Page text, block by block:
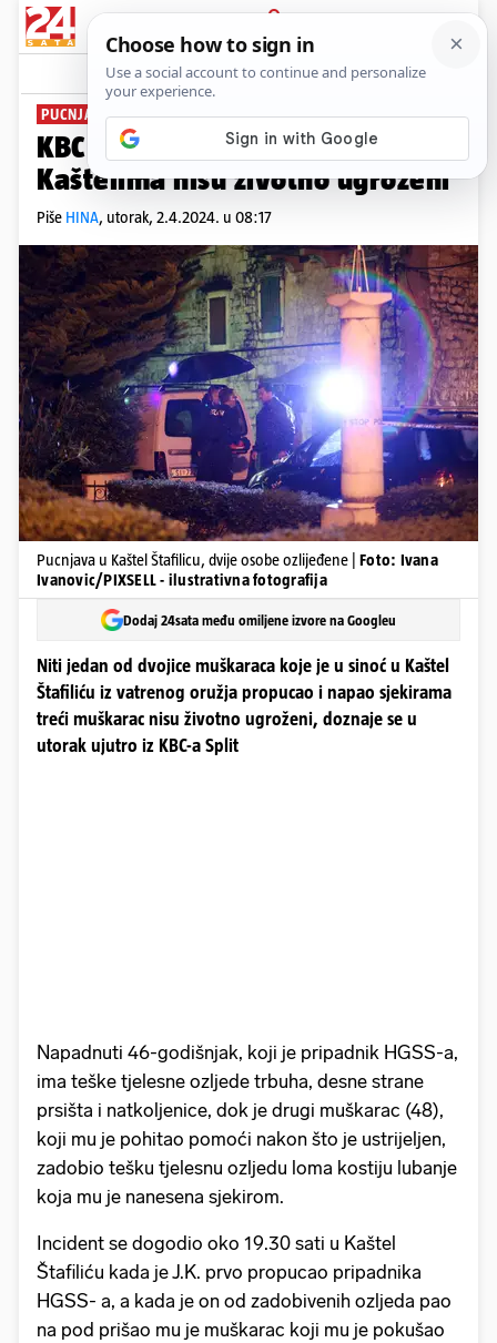
PRIJAVA
News Komentari
PUCNJAVA I NAPAD SJEKIROM
KBC Split: Dvojica napadnutih u
Kaštelima nisu životno ugroženi
Piše HINA, utorak, 2.4.2024. u 08:17
Pucnjava u Kaštel Štafilicu, dvije osobe ozlijeđene | Foto: Ivana
Ivanovic/PIXSELL - ilustrativna fotografija
Dodaj 24sata među omiljene izvore na Googleu
Niti jedan od dvojice muškaraca koje je u sinoć u Kaštel
Štafiliću iz vatrenog oružja propucao i napao sjekirama
treći muškarac nisu životno ugroženi, doznaje se u
utorak ujutro iz KBC-a Split
Napadnuti 46-godišnjak, koji je pripadnik HGSS-a,
ima teške tjelesne ozljede trbuha, desne strane
prsišta i natkoljenice, dok je drugi muškarac (48),
koji mu je pohitao pomoći nakon što je ustrijeljen,
zadobio tešku tjelesnu ozljedu loma kostiju lubanje
koja mu je nanesena sjekirom.
Incident se dogodio oko 19.30 sati u Kaštel
Štafiliću kada je J.K. prvo propucao pripadnika
HGSS- a, a kada je on od zadobivenih ozljeda pao
na pod prišao mu je muškarac koji mu je pokušao